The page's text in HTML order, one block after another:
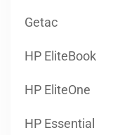
HP EliteOne
HP Essential
HP ProBook
HP ZBook